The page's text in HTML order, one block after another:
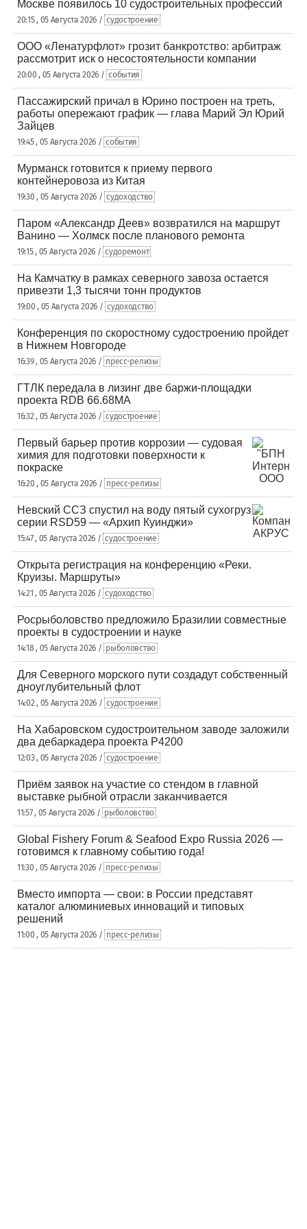
Москве появилось 10 судостроительных профессий
20:15 , 05 Августа 2026 / судостроение
ООО «Ленатурфлот» грозит банкротство: арбитраж
рассмотрит иск о несостоятельности компании
20:00 , 05 Августа 2026 / события
Пассажирский причал в Юрино построен на треть,
работы опережают график — глава Марий Эл Юрий
Зайцев
19:45 , 05 Августа 2026 / события
Мурманск готовится к приему первого
контейнеровоза из Китая
19:30 , 05 Августа 2026 / судоходство
Паром «Александр Деев» возвратился на маршрут
Ванино — Холмск после планового ремонта
19:15 , 05 Августа 2026 / судоремонт
На Камчатку в рамках северного завоза остается
привезти 1,3 тысячи тонн продуктов
19:00 , 05 Августа 2026 / судоходство
Конференция по скоростному судостроению пройдет
в Нижнем Новгороде
16:39 , 05 Августа 2026 / пресс-релизы
ГТЛК передала в лизинг две баржи-площадки
проекта RDB 66.68МА
16:32 , 05 Августа 2026 / судостроение
Первый барьер против коррозии — судовая
химия для подготовки поверхности к
покраске
16:20 , 05 Августа 2026 / пресс-релизы
Невский ССЗ спустил на воду пятый сухогруз
серии RSD59 — «Архип Куинджи»
15:47 , 05 Августа 2026 / судостроение
Открыта регистрация на конференцию «Реки.
Круизы. Маршруты»
14:21 , 05 Августа 2026 / судоходство
Росрыболовство предложило Бразилии совместные
проекты в судостроении и науке
14:18 , 05 Августа 2026 / рыболовство
Для Северного морского пути создадут собственный
дноуглубительный флот
14:02 , 05 Августа 2026 / судостроение
На Хабаровском судостроительном заводе заложили
два дебаркадера проекта Р4200
12:03 , 05 Августа 2026 / судостроение
Приём заявок на участие со стендом в главной
выставке рыбной отрасли заканчивается
11:57 , 05 Августа 2026 / рыболовство
Global Fishery Forum & Seafood Expo Russia 2026 —
готовимся к главному событию года!
11:30 , 05 Августа 2026 / пресс-релизы
Вместо импорта — свои: в России представят
каталог алюминиевых инноваций и типовых
решений
11:00 , 05 Августа 2026 / пресс-релизы